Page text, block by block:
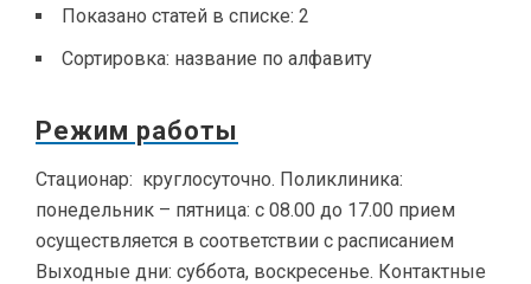
Показано статей в списке: 2
Сортировка: название по алфавиту
Режим работы
Стационар: круглосуточно. Поликлиника:
понедельник – пятница: с 08.00 до 17.00 прием
осуществляется в соответствии с расписанием
Выходные дни: суббота, воскресенье. Контактные